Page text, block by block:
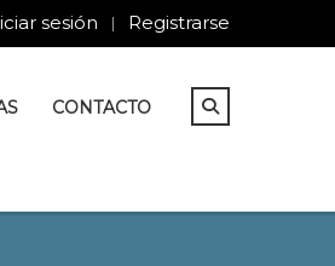
sesión Registrarse
CONTACTO